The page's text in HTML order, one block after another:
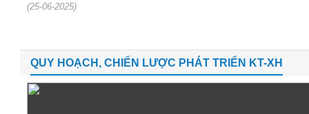
(25-06-2025)
QUY HOẠCH, CHIẾN LƯỢC PHÁT TRIỂN KT-XH